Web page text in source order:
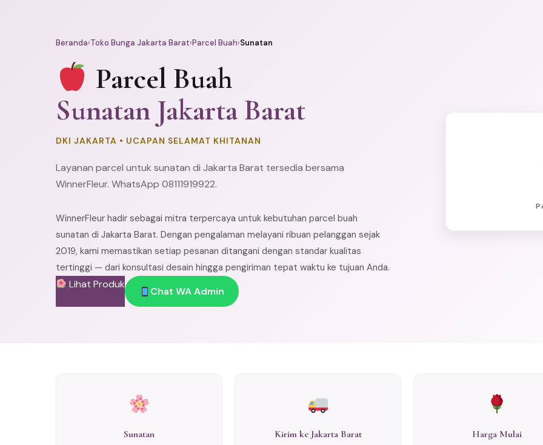
Beranda›Toko Bunga Jakarta Barat›Parcel Buah›Sunatan
Parcel Buah
Sunatan Jakarta Barat
DKI JAKARTA • UCAPAN SELAMAT KHITANAN
Layanan parcel untuk sunatan di Jakarta Barat tersedia bersama
WinnerFleur. WhatsApp 08111919922.
WinnerFleur hadir sebagai mitra terpercaya untuk kebutuhan parcel buah
sunatan di Jakarta Barat. Dengan pengalaman melayani ribuan pelanggan sejak
2019, kami memastikan setiap pesanan ditangani dengan standar kualitas
tertinggi — dari konsultasi desain hingga pengiriman tepat waktu ke tujuan Anda.
Lihat Produk
Chat WA Admin
Sunatan Kirim ke Jakarta Barat Harga Mulai